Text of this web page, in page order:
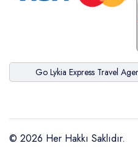
Go Lykia Express Travel
© 2026 Her Hakkı Saklıdır.